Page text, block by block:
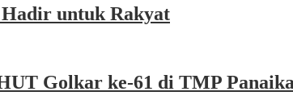
untuk Rakyat
Golkar ke-61 di TMP